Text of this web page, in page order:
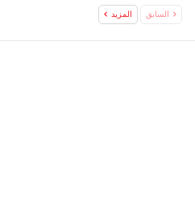
السابق المزيد